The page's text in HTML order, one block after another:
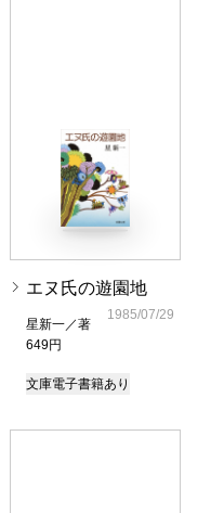
エヌ氏の遊園地
星新一／著
649円
1985/07/29
文庫電子書籍あり